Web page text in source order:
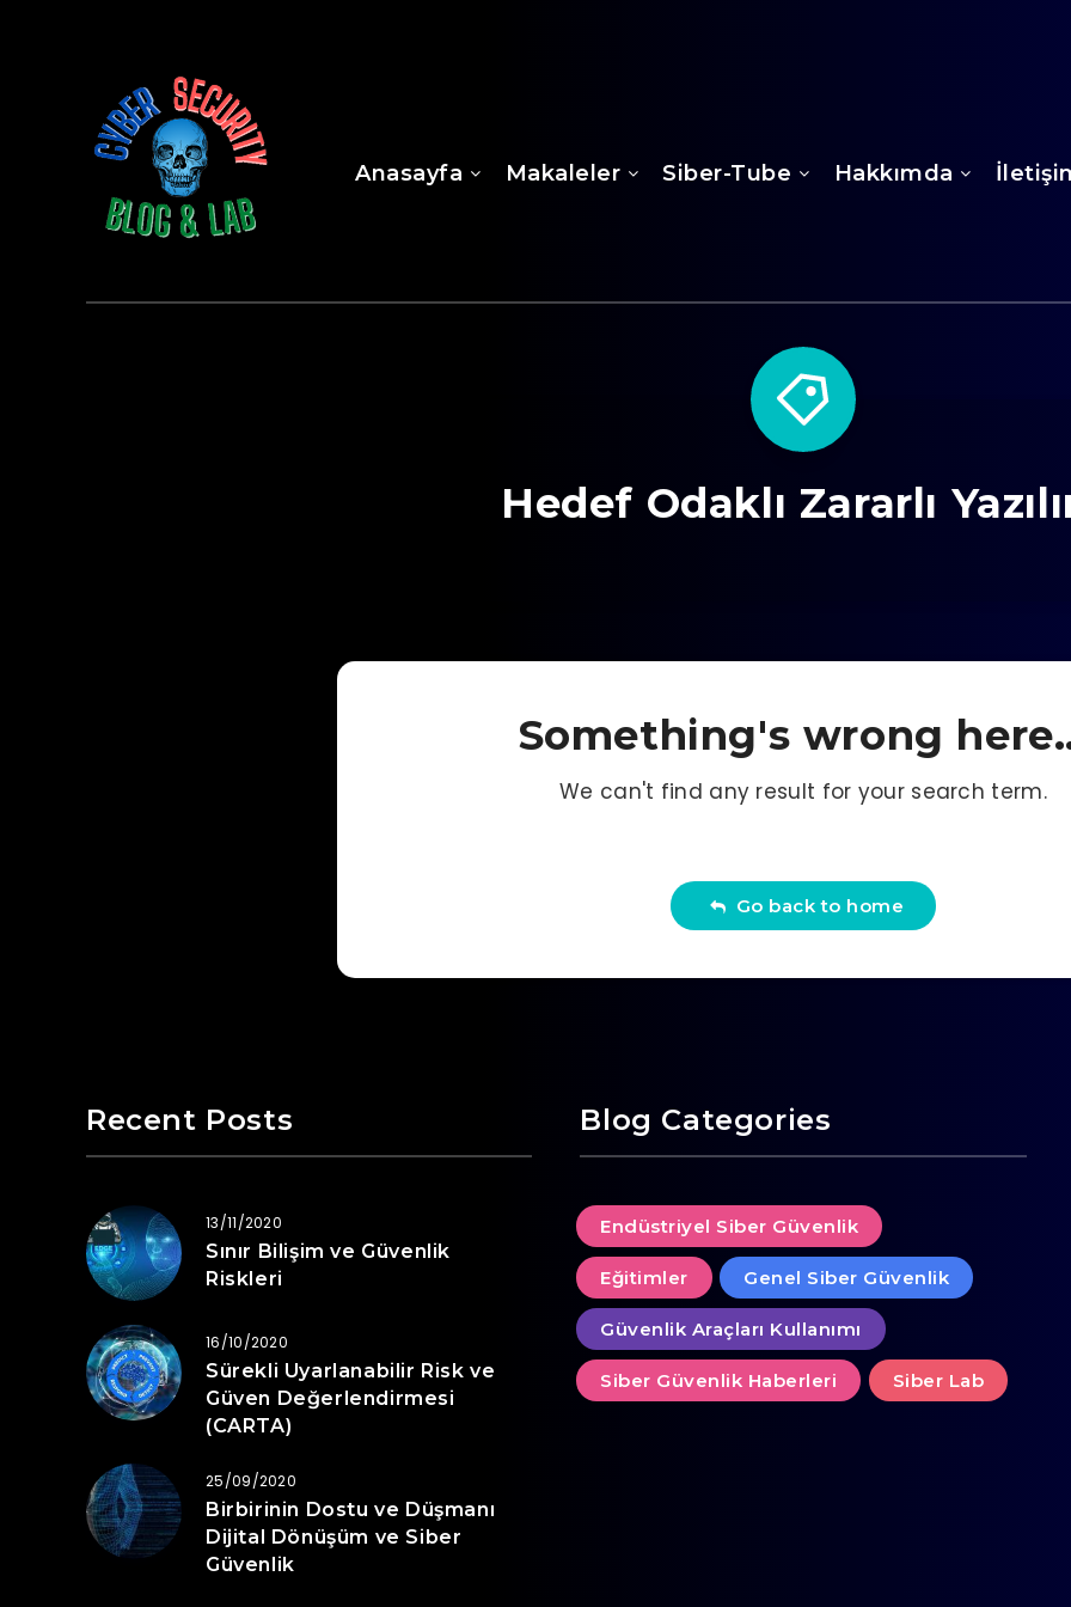
Anasayfa Makaleler Siber-Tube Hakkımda
Hedef Odaklı Zararlı
Something's wrong
We can't find any result for your search term.
Go back to home
Recent Posts
13/11/2020
Sınır Bilişim ve Güvenlik
Riskleri
16/10/2020
Sürekli Uyarlanabilir Risk ve
Güven Değerlendirmesi
(CARTA)
25/09/2020
Birbirinin Dostu ve Düşmanı
Dijital Dönüşüm ve Siber
Güvenlik
Blog Categories
Endüstriyel Siber Güvenlik
Eğitimler Genel Siber Güvenlik
Güvenlik Araçları Kullanımı
Siber Güvenlik Haberleri Siber Lab